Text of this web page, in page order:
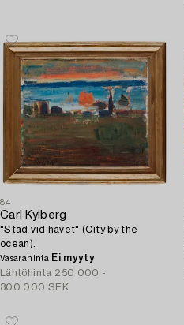
84
Carl Kylberg
"Stad vid havet" (City by the
ocean).
Vasarahinta Ei myyty
Lähtöhinta 250 000 -
300 000 SEK